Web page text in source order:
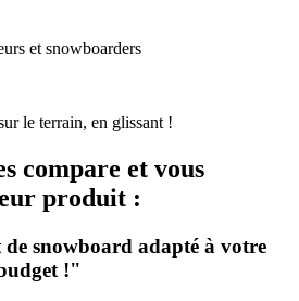
et snowboarders
le terrain, en glissant !
compare et vous
produit :
snowboard adapté à votre
!"